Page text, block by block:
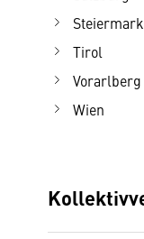
Steiermark
Tirol
Vorarlberg
Wien